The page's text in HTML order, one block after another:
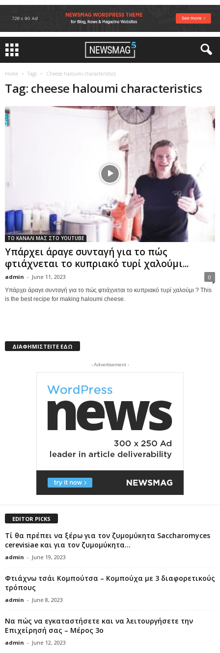
Home Tags Cheese haloumi characteristics
Tag: cheese haloumi characteristics
ΤΟ ΚΑΝΑΛΙ ΜΑΣ ΣΤΟ YOUTUBE
Υπάρχει άραγε συνταγή για το πώς
φτιάχνεται το κυπριακό τυρί χαλούμι...
admin - June 11, 2023 0
Υπάρχει άραγε συνταγή για το πώς φτιάχνεται το κυπριακό τυρί χαλούμι ? This
is the best recipe for making haloumi cheese.
ΔΙΑΦΗΜΙΣΤΕΙΤΕ ΕΔΩ
- Advertisement -
EDITOR PICKS
Τί θα πρέπει να ξέρω για τον ζυμομύκητα Saccharomyces
cerevisiae και για τον ζυμομύκητα...
admin - June 19, 2023
Φτιάχνω τσάι Κομπούτσα – Κομπούχα με 3 διαφορετικούς
τρόπους
admin - June 8, 2023
Να πώς να εγκαταστήσετε και να λειτουργήσετε την
Επιχείρησή σας – Μέρος 3ο
admin - June 12, 2023